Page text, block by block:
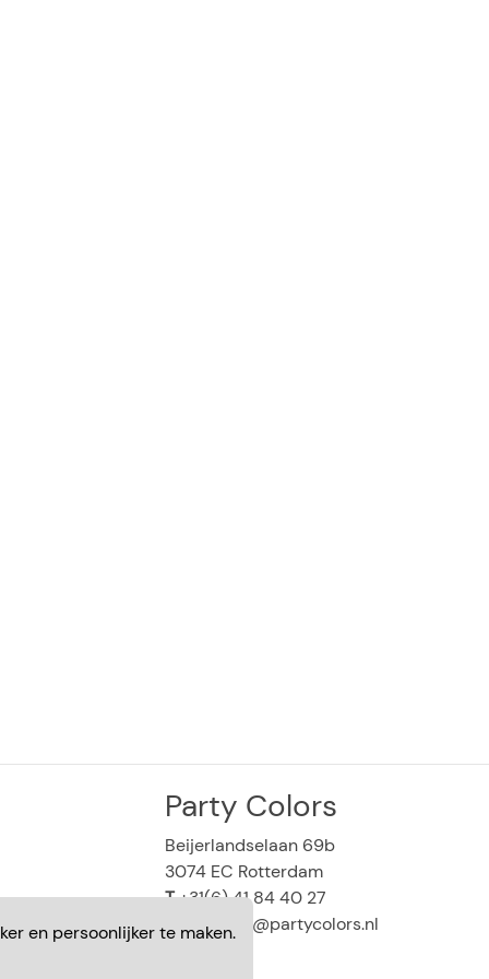
en persoonlijker te maken.
Party Colors
Beijerlandselaan 69b
3074 EC Rotterdam
T+31(6) 41 84 40 27
webshop@partycolors.nl